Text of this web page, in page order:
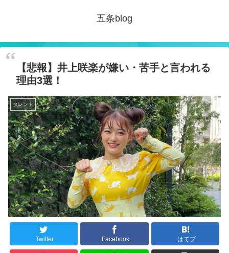
五条blog
【悲報】井上咲楽が嫌い・苦手と言われる
理由3選！
タレント
Twitter Facebook はてブ